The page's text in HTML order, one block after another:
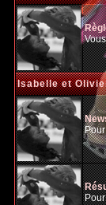
Isabelle et